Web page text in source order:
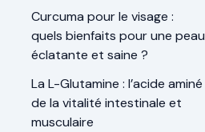
Curcuma pour le visage :
quels bienfaits pour une peau
éclatante et saine ?
La L-Glutamine : l’acide aminé
de la vitalité intestinale et
musculaire